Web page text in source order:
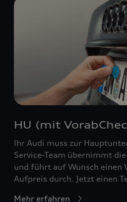
HU (mit
Ihr Audi muss zur
Service-Team übernimmt
und führt auf Wunsch einen
Aufpreis durch. Jetzt einen
Mehr erfahren